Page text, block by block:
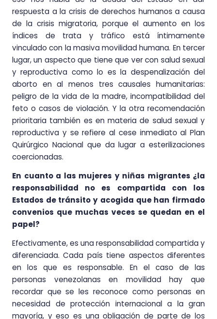
respuesta a la crisis de derechos humanos a causa
de la crisis migratoria, porque el aumento en los
índices de trata y tráfico está íntimamente
vinculado con la masiva movilidad humana. En tercer
lugar, un aspecto que tiene que ver con salud sexual
y reproductiva como lo es la despenalización del
aborto en al menos tres causales humanitarias:
peligro de la vida de la madre, incompatibilidad del
feto o casos de violación. Y la otra recomendación
prioritaria también es en materia de salud sexual y
reproductiva y se refiere al cese inmediato al Plan
Quirúrgico Nacional que da lugar a esterilizaciones
coercionadas.
En cuanto a las mujeres y niñas migrantes ¿la
responsabilidad no es compartida con los
Estados de tránsito y acogida que han firmado
convenios que muchas veces se quedan en el
papel?
Efectivamente, es una responsabilidad compartida y
diferenciada. Cada país tiene aspectos diferentes
en los que es responsable. En el caso de las
personas venezolanas en movilidad hay que
recordar que se les reconoce como personas en
necesidad de protección internacional a la gran
mayoría, y eso es una obligación de parte de los